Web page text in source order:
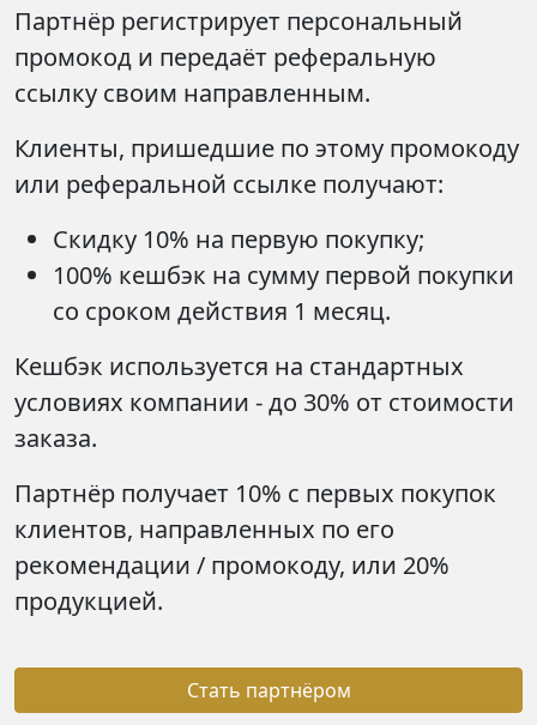
Партнёр регистрирует персональный
промокод и передаёт реферальную
ссылку своим направленным.
Клиенты, пришедшие по этому промокоду
или реферальной ссылке получают:
Скидку 10% на первую покупку;
100% кешбэк на сумму первой покупки
со сроком действия 1 месяц.
Кешбэк используется на стандартных
условиях компании - до 30% от стоимости
заказа.
Партнёр получает 10% с первых покупок
клиентов, направленных по его
рекомендации / промокоду, или 20%
продукцией.
Стать партнёром